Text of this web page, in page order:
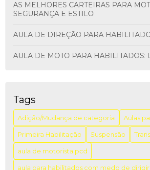
AS MELHORES CARTEIRAS PARA MOTO:
SEGURANÇA E ESTILO
AULA DE DIREÇÃO PARA
AULA DE MOTO PARA HABILITADOS: DICAS
IMPORTANTES
INCLUSÃO E A SEGURANÇA NO
AULA DIREÇÃO PARA HABILITADOS: APRENDA COM
SEGURANÇA
Tags
Adição/Mudança de categoria Aulas
Primeira Habilitação Suspensão
aula de motorista pcd
aula para habilitados com medo de dirigir